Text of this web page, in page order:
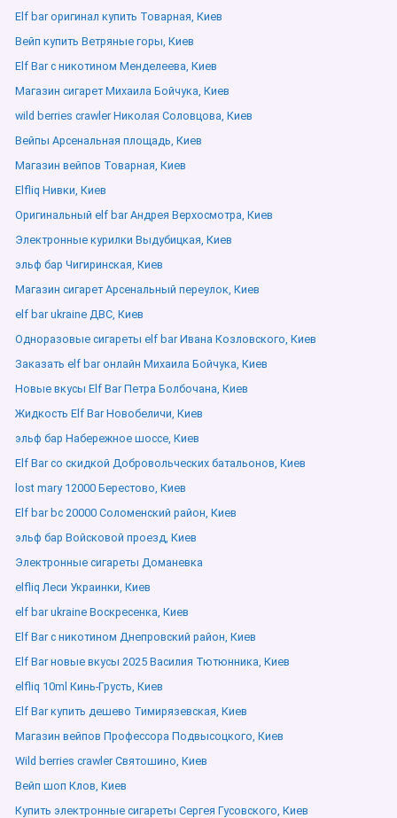
Elf bar оригинал купить Товарная, Киев
Вейп купить Ветряные горы, Киев
Elf Bar с никотином Менделеева, Киев
Магазин сигарет Михаила Бойчука, Киев
wild berries crawler Николая Соловцова, Киев
Вейпы Арсенальная площадь, Киев
Магазин вейпов Товарная, Киев
Elfliq Нивки, Киев
Оригинальный elf bar Андрея Верхосмотра, Киев
Электронные курилки Выдубицкая, Киев
эльф бар Чигиринская, Киев
Магазин сигарет Арсенальный переулок, Киев
elf bar ukraine ДВС, Киев
Одноразовые сигареты elf bar Ивана Козловского, Киев
Заказать elf bar онлайн Михаила Бойчука, Киев
Новые вкусы Elf Bar Петра Болбочана, Киев
Жидкость Elf Bar Новобеличи, Киев
эльф бар Набережное шоссе, Киев
Elf Bar со скидкой Добровольческих батальонов, Киев
lost mary 12000 Берестово, Киев
Elf bar bc 20000 Соломенский район, Киев
эльф бар Войсковой проезд, Киев
Электронные сигареты Доманевка
elfliq Леси Украинки, Киев
elf bar ukraine Воскресенка, Киев
Elf Bar с никотином Днепровский район, Киев
Elf Bar новые вкусы 2025 Василия Тютюнника, Киев
elfliq 10ml Кинь-Грусть, Киев
Elf Bar купить дешево Тимирязевская, Киев
Магазин вейпов Профессора Подвысоцкого, Киев
Wild berries crawler Святошино, Киев
Вейп шоп Клов, Киев
Купить электронные сигареты Сергея Гусовского, Киев